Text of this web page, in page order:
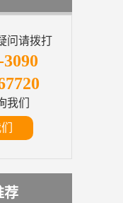
问请拨打
我们
荐